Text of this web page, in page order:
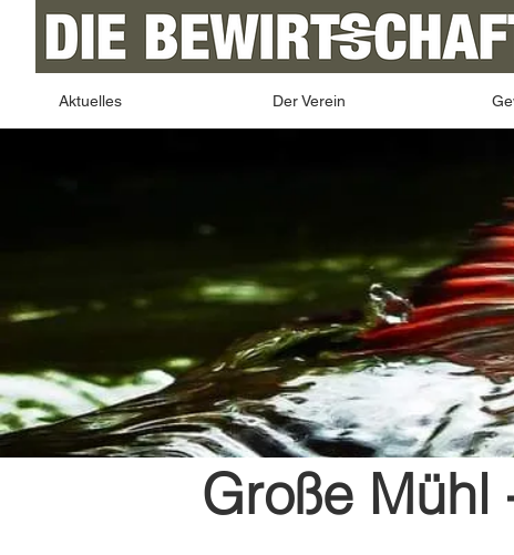
Aktuelles Der Verein
Große